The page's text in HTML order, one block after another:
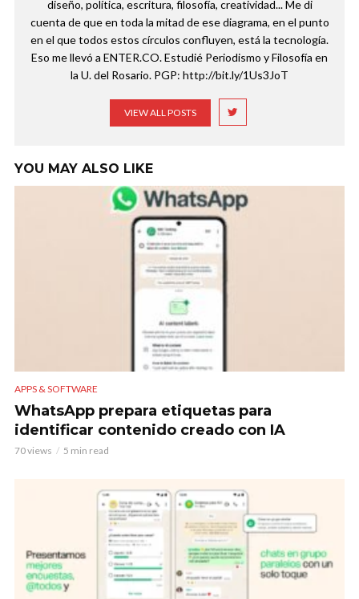
diseño, política, escritura, filosofía, creatividad... Me di
cuenta de que en toda la mitad de ese diagrama, en el punto
en el que todos estos círculos confluyen, está la tecnología.
Eso me llevó a ENTER.CO. Estudié Periodismo y Filosofía en
la U. del Rosario. PGP: http://bit.ly/1Us3JoT
VIEW ALL POSTS
YOU MAY ALSO LIKE
APPS & SOFTWARE
WhatsApp prepara etiquetas para
identificar contenido creado con IA
70 views 5 min read